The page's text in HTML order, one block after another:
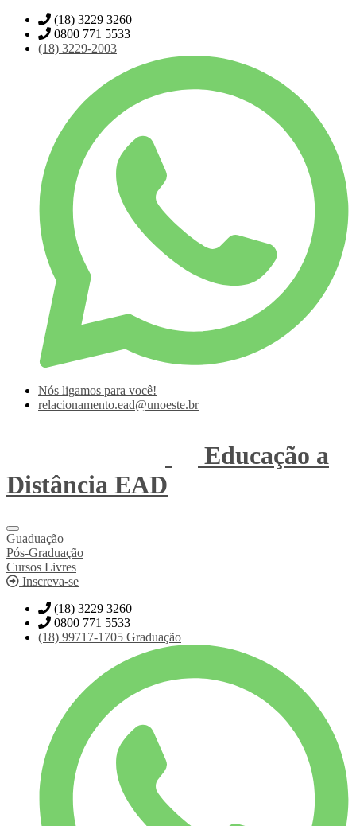
(18) 3229 3260
0800 771 5533
(18) 3229-2003
Nós ligamos para você!
relacionamento.ead@unoeste.br
Educação a
Distância EAD
Guaduação
Pós-Graduação
Cursos Livres
Inscreva-se
(18) 3229 3260
0800 771 5533
(18) 99717-1705 Graduação